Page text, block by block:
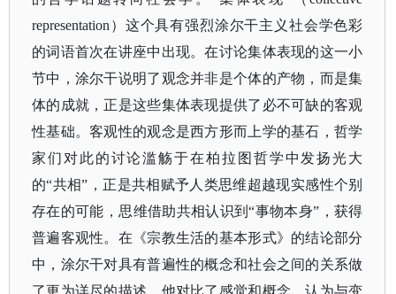
representation）这个具有强烈涂尔干主义社会学色彩
的词语首次在讲座中出现。在讨论集体表现的这一小
节中，涂尔干说明了观念并非是个体的产物，而是集
体的成就，正是这些集体表现提供了必不可缺的客观
性基础。客观性的观念是西方形而上学的基石，哲学
家们对此的讨论滥觞于在柏拉图哲学中发扬光大
的“共相”，正是共相赋予人类思维超越现实感性个别
存在的可能，思维借助共相认识到“事物本身”，获得
普遍客观性。在《宗教生活的基本形式》的结论部分
中，涂尔干对具有普遍性的概念和社会之间的关系做
了更为详尽的描述。他对比了感觉和概念，认为与变